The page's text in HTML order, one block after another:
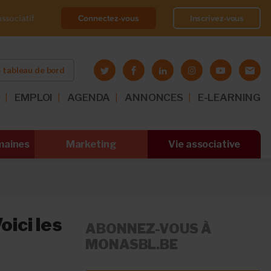
Connectez-vous Inscrivez-vous
tableau de bord
EMPLOI AGENDA ANNONCES E-LEARNING
Marketing Vie associative
les
ABONNEZ-VOUS À
MONASBL.BE